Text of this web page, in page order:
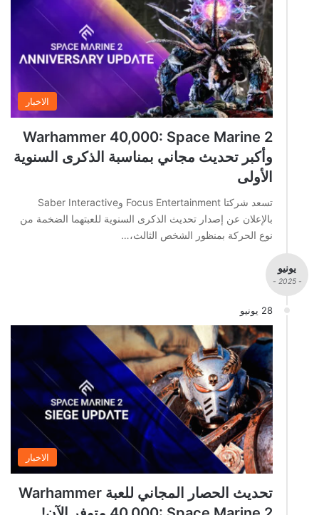
الاخبار
Warhammer 40,000: Space Marine 2
وأكبر تحديث مجاني بمناسبة الذكرى السنوية
الأولى
تسعد شركتا Focus Entertainment وSaber Interactive
بالإعلان عن إصدار تحديث الذكرى السنوية للعبتهما الضخمة من
نوع الحركة بمنظور الشخص الثالث،…
يونيو
- 2025 -
28 يونيو
الاخبار
تحديث الحصار المجاني للعبة Warhammer